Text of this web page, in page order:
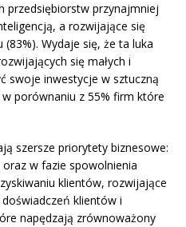
przedsiębiorstw przynajmniej
a rozwijające się
Wydaje się, że ta luka
się małych i
swoje inwestycje w sztuczną
porównaniu z 55% firm które
szersze priorytety biznesowe:
w fazie spowolnienia
klientów, rozwijające
klientów i
napędzają zrównoważony